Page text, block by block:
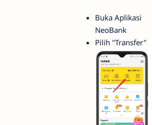
Buka Aplikasi
NeoBank
Pilih "Transfer"